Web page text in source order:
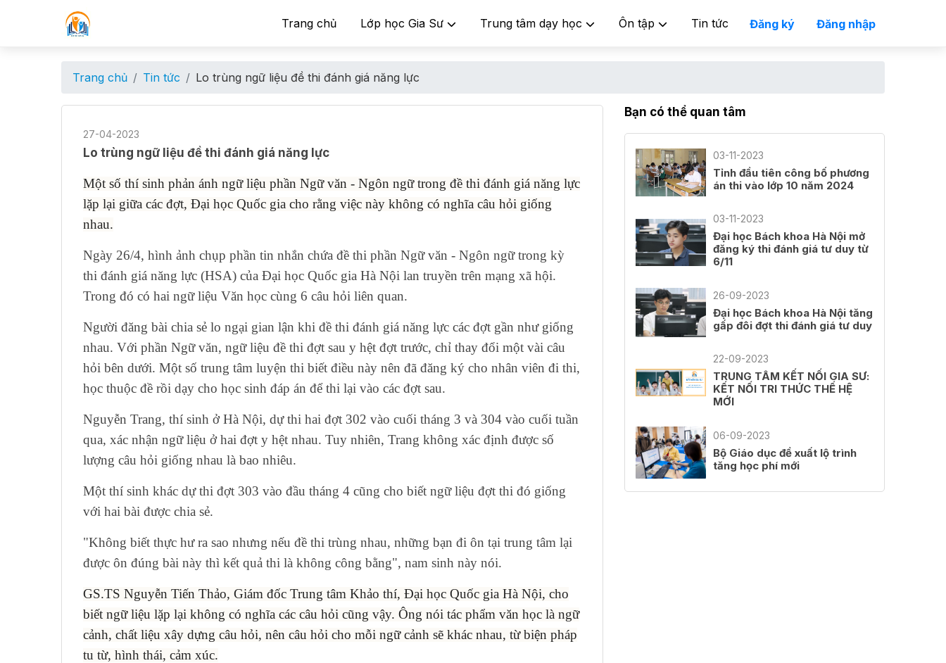
Đăng ký Đăng nhập
Trang chủ Lớp học Gia Sư Trung tâm dạy học Ôn tập Tin tức
Trang chủ Tin tức Lo trùng ngữ liệu đề thi đánh giá năng lực
27-04-2023
Lo trùng ngữ liệu đề thi đánh giá năng lực
Một số thí sinh phản ánh ngữ liệu phần Ngữ văn - Ngôn ngữ trong đề thi đánh giá năng lực
lặp lại giữa các đợt, Đại học Quốc gia cho rằng việc này không có nghĩa câu hỏi giống
nhau.
Ngày 26/4, hình ảnh chụp phần tin nhắn chứa đề thi phần Ngữ văn - Ngôn ngữ trong kỳ
thi đánh giá năng lực (HSA) của Đại học Quốc gia Hà Nội lan truyền trên mạng xã hội.
Trong đó có hai ngữ liệu Văn học cùng 6 câu hỏi liên quan.
Người đăng bài chia sẻ lo ngại gian lận khi đề thi đánh giá năng lực các đợt gần như giống
nhau. Với phần Ngữ văn, ngữ liệu đề thi đợt sau y hệt đợt trước, chỉ thay đổi một vài câu
hỏi bên dưới. Một số trung tâm luyện thi biết điều này nên đã đăng ký cho nhân viên đi thi,
học thuộc đề rồi dạy cho học sinh đáp án để thi lại vào các đợt sau.
Nguyễn Trang, thí sinh ở Hà Nội, dự thi hai đợt 302 vào cuối tháng 3 và 304 vào cuối tuần
qua, xác nhận ngữ liệu ở hai đợt y hệt nhau. Tuy nhiên, Trang không xác định được số
lượng câu hỏi giống nhau là bao nhiêu.
Một thí sinh khác dự thi đợt 303 vào đầu tháng 4 cũng cho biết ngữ liệu đợt thi đó giống
với hai bài được chia sẻ.
"Không biết thực hư ra sao nhưng nếu đề thi trùng nhau, những bạn đi ôn tại trung tâm lại
được ôn đúng bài này thì kết quả thi là không công bằng", nam sinh này nói.
GS.TS Nguyễn Tiến Thảo, Giám đốc Trung tâm Khảo thí, Đại học Quốc gia Hà Nội, cho
biết ngữ liệu lặp lại không có nghĩa các câu hỏi cũng vậy. Ông nói tác phẩm văn học là ngữ
cảnh, chất liệu xây dựng câu hỏi, nên câu hỏi cho mỗi ngữ cảnh sẽ khác nhau, từ biện pháp
tu từ, hình thái, cảm xúc.
Bạn có thể quan tâm
03-11-2023
Tỉnh đầu tiên công bố phương
án thi vào lớp 10 năm 2024
03-11-2023
Đại học Bách khoa Hà Nội mở
đăng ký thi đánh giá tư duy từ
6/11
26-09-2023
Đại học Bách khoa Hà Nội tăng
gấp đôi đợt thi đánh giá tư duy
22-09-2023
TRUNG TÂM KẾT NỐI GIA SƯ:
KẾT NỐI TRI THỨC THẾ HỆ
MỚI
06-09-2023
Bộ Giáo dục đề xuất lộ trình
tăng học phí mới